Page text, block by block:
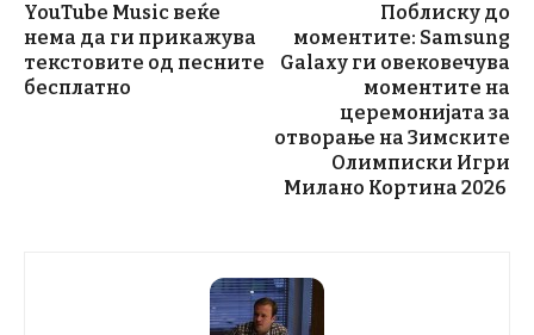
YouTube Music веќе
нема да ги прикажува
текстовите од песните
бесплатно
Поблиску до
моментите: Samsung
Galaxy ги овековечува
моментите на
церемонијата за
отворање на Зимските
Олимписки Игри
Милано Кортина 2026